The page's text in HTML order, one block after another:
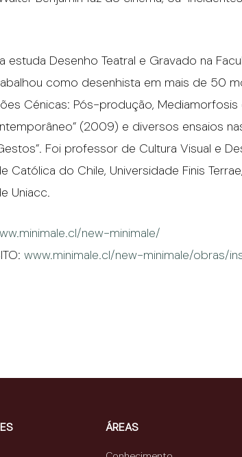
estuda Desenho Teatral e Gravado na
como desenhista em mais de 50
Cénicas: Pós-produção, Mediamorfosis
(2009) e diversos ensaios
Foi professor de Cultura Visual e
Católica do Chile, Universidade Finis
Uniacc.
new-minimale/
www.minimale.cl/new-minimale/obras/
ÁREAS